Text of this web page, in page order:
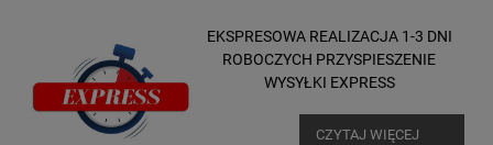
EKSPRESOWA REALIZACJA 1-3 DNI
ROBOCZYCH PRZYSPIESZENIE
WYSYŁKI EXPRESS
CZYTAJ WIĘCEJ